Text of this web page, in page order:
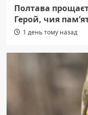
Полтава
Герой, чия
1 день тому назад